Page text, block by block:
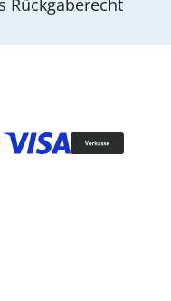
Rückgaberecht